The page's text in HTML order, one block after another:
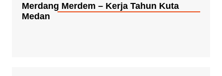
Merdang Merdem – Kerja Tahun Kuta
Medan